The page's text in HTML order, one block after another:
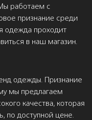
работаем с
признание среди
одежда проходит
в наш магазин.
одежды. Признание
мы предлагаем
качества, которая
по доступной цене.